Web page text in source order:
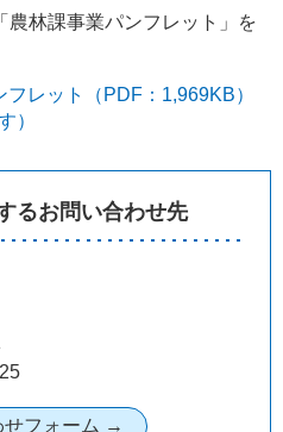
農林課事業パンフレット」を
レット（PDF：1,969KB）
）
るお問い合わせ先